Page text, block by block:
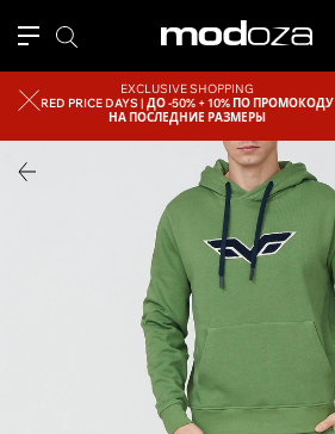
EXCLUSIVE SHOPPING
RED PRICE DAYS |ДО -50% + 10% ПО ПРОМОКОДУ
НА ПОСЛЕДНИЕ РАЗМЕРЫ